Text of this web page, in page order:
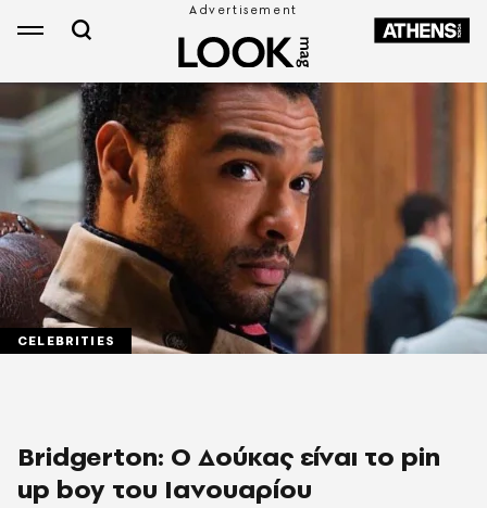
CELEBRITIES
Bridgerton: Ο Δούκας είναι το pin
up boy του Ιανουαρίου